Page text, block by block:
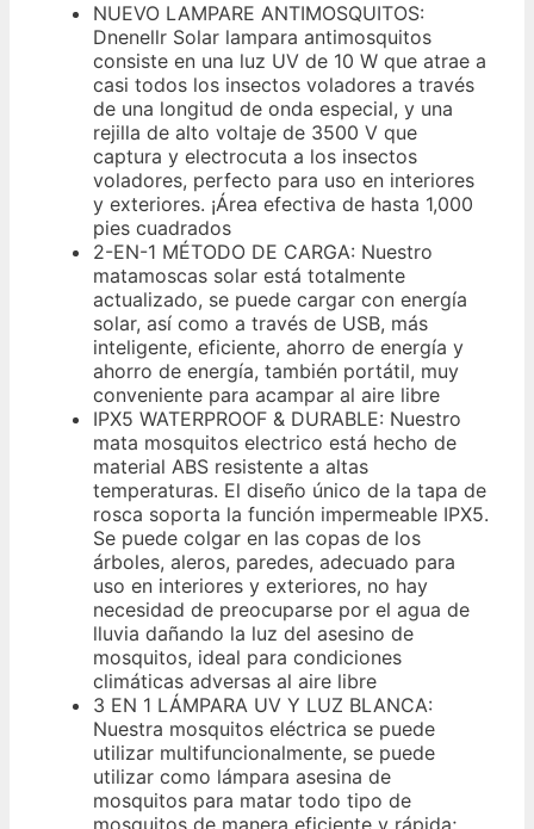
NUEVO LAMPARE ANTIMOSQUITOS:
Dnenellr Solar lampara antimosquitos
consiste en una luz UV de 10 W que atrae a
casi todos los insectos voladores a través
de una longitud de onda especial, y una
rejilla de alto voltaje de 3500 V que
captura y electrocuta a los insectos
voladores, perfecto para uso en interiores
y exteriores. ¡Área efectiva de hasta 1,000
pies cuadrados
2-EN-1 MÉTODO DE CARGA: Nuestro
matamoscas solar está totalmente
actualizado, se puede cargar con energía
solar, así como a través de USB, más
inteligente, eficiente, ahorro de energía y
ahorro de energía, también portátil, muy
conveniente para acampar al aire libre
IPX5 WATERPROOF & DURABLE: Nuestro
mata mosquitos electrico está hecho de
material ABS resistente a altas
temperaturas. El diseño único de la tapa de
rosca soporta la función impermeable IPX5.
Se puede colgar en las copas de los
árboles, aleros, paredes, adecuado para
uso en interiores y exteriores, no hay
necesidad de preocuparse por el agua de
lluvia dañando la luz del asesino de
mosquitos, ideal para condiciones
climáticas adversas al aire libre
3 EN 1 LÁMPARA UV Y LUZ BLANCA:
Nuestra mosquitos eléctrica se puede
utilizar multifuncionalmente, se puede
utilizar como lámpara asesina de
mosquitos para matar todo tipo de